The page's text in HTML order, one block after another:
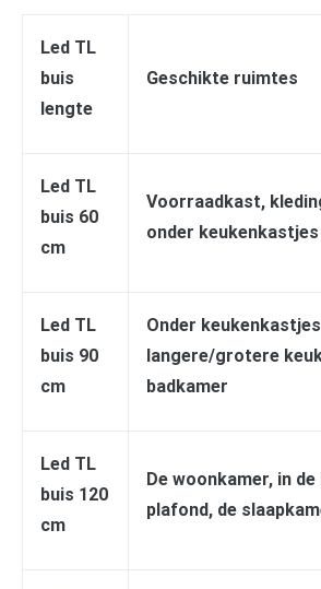
Led TL
buis
lengte
Geschikte ruimtes
Led TL
buis 60
cm
Voorraadkast,
onder keukenkastjes
Led TL
buis 90
cm
Onder
langere/grotere
badkamer
Led TL
buis 120
cm
De woonkamer, in
plafond, de